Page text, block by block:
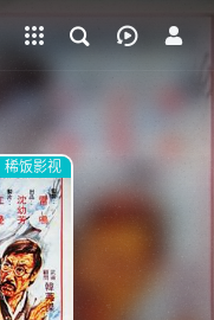
动漫 短剧
稀饭影视